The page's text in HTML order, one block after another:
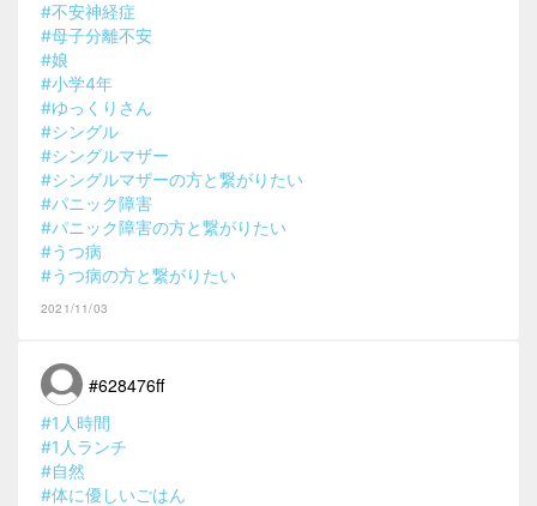
#不安神経症
#母子分離不安
#娘
#小学4年
#ゆっくりさん
#シングル
#シングルマザー
#シングルマザーの方と繋がりたい
#パニック障害
#パニック障害の方と繋がりたい
#うつ病
#うつ病の方と繋がりたい
2021/11/03
#628476ff
#1人時間
#1人ランチ
#自然
#体に優しいごはん